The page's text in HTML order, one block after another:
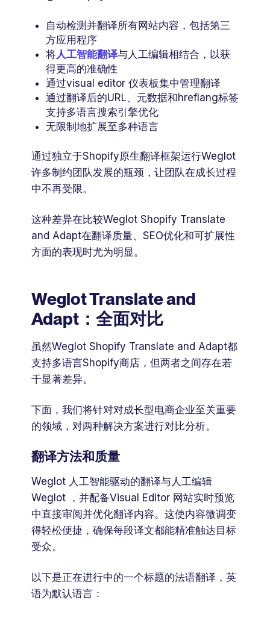
自动检测并翻译所有网站内容，包括第三
方应用程序
将人工智能翻译与人工编辑相结合，以获
得更高的准确性
通过visual editor 仪表板集中管理翻译
通过翻译后的URL、元数据和hreflang标签
支持多语言搜索引擎优化
无限制地扩展至多种语言
通过独立于Shopify原生翻译框架运行Weglot
许多制约团队发展的瓶颈，让团队在成长过程
中不再受限。
这种差异在比较Weglot Shopify Translate
and Adapt在翻译质量、SEO优化和可扩展性
方面的表现时尤为明显。
Weglot Translate and
Adapt：全面对比
虽然Weglot Shopify Translate and Adapt都
支持多语言Shopify商店，但两者之间存在若
干显著差异。
下面，我们将针对对成长型电商企业至关重要
的领域，对两种解决方案进行对比分析。
翻译方法和质量
Weglot 人工智能驱动的翻译与人工编辑
Weglot ，并配备Visual Editor 网站实时预览
中直接审阅并优化翻译内容。这使内容微调变
得轻松便捷，确保每段译文都能精准触达目标
受众。
以下是正在进行中的一个标题的法语翻译，英
语为默认语言：